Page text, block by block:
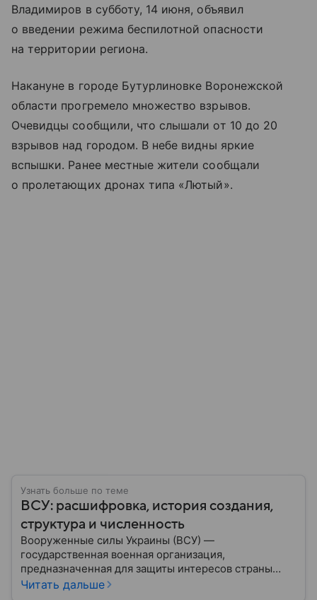
Владимиров в субботу, 14 июня, объявил
о введении режима беспилотной опасности
на территории региона.
Накануне в городе Бутурлиновке Воронежской
области прогремело множество взрывов.
Очевидцы сообщили, что слышали от 10 до 20
взрывов над городом. В небе видны яркие
вспышки. Ранее местные жители сообщали
о пролетающих дронах типа «Лютый».
Узнать больше по теме
ВСУ: расшифровка, история создания,
структура и численность
Вооруженные силы Украины (ВСУ) —
государственная военная организация,
предназначенная для защиты интересов страны
военным путем. Была создана после
Читать дальше